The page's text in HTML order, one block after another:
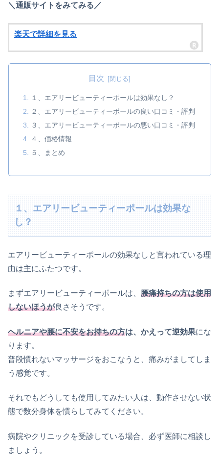
＼通販サイトをみてみる／
楽天で詳細を見る
目次
１、エアリービューティーポールは効果なし？
２、エアリービューティーポールの良い口コミ・評判
３、エアリービューティーポールの悪い口コミ・評判
４、価格情報
５、まとめ
１、エアリービューティーポールは効果な
し？
エアリービューティーポールの効果なしと言われている理
由は主にふたつです。
まずエアリービューティーポールは、 腰痛持ちの方は使用
しないほうが良さそうです。
ヘルニアや腰に不安をお持ちの方は、かえって逆効果にな
ります。
普段慣れないマッサージをおこなうと、痛みがましてしま
う感覚です。
それでもどうしても使用してみたい人は、動作させない状
態で数分身体を慣らしてみてください。
病院やクリニックを受診している場合、必ず医師に相談し
ましょう。